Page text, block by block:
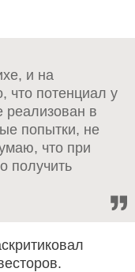
и на
что потенциал у
реализован в
попытки, не
что при
получить